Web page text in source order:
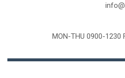
MON-THU 0900-1230